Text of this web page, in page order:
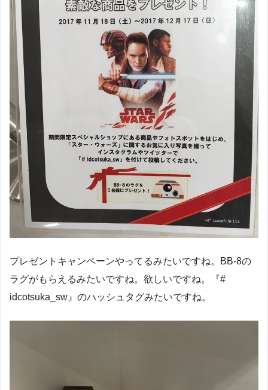
プレゼントキャンペーンやってるみたいですね。BB-8の
ラグがもらえるみたいですね。欲しいですね。『#
idcotsuka_sw』のハッシュタグみたいですね。